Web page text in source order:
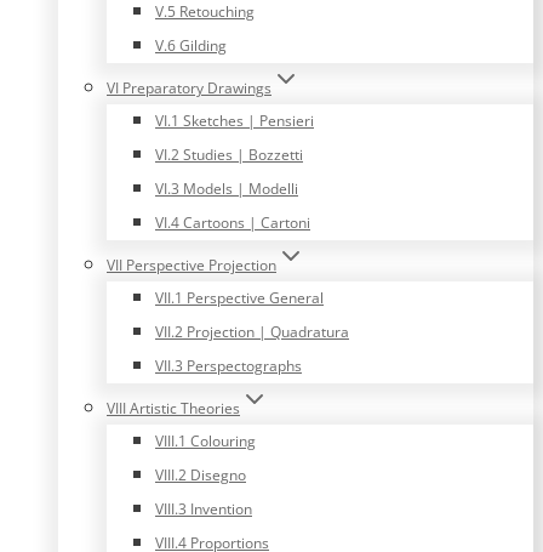
V.5 Retouching
V.6 Gilding
VI Preparatory Drawings
VI.1 Sketches | Pensieri
VI.2 Studies | Bozzetti
VI.3 Models | Modelli
VI.4 Cartoons | Cartoni
VII Perspective Projection
VII.1 Perspective General
VII.2 Projection | Quadratura
VII.3 Perspectographs
VIII Artistic Theories
VIII.1 Colouring
VIII.2 Disegno
VIII.3 Invention
VIII.4 Proportions